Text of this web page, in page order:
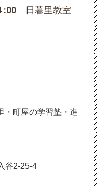
:00 日暮里教室
・町屋の学習塾・進
谷2-25-4